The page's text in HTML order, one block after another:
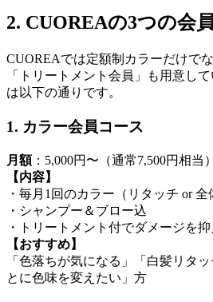
2. CUOREAの3つの会
CUOREAでは定額制カラーだけで
「トリートメント会員」も用意し
は以下の通りです。
1. カラー会員コース
月額：5,000円〜（通常7,500円相当）
【内容】
・毎月1回のカラー（リタッチ or 全
・シャンプー＆ブロー込
・トリートメント付でダメージを
【おすすめ】
「色落ちが気になる」「白髪リタ
とに色味を変えたい」方